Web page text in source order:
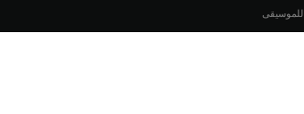
للموسيقى